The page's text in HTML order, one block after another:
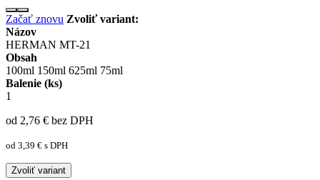
Začať znovu Zvoliť variant:
Názov
HERMAN MT-21
Obsah
100ml 150ml 625ml 75ml
Balenie (ks)
1
od 2,76 € bez DPH
od 3,39 € s DPH
Zvoliť variant